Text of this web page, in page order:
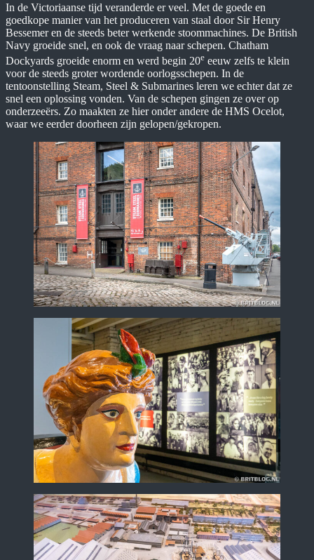
In de Victoriaanse tijd veranderde er veel. Met de goede en
goedkope manier van het produceren van staal door Sir Henry
Bessemer en de steeds beter werkende stoommachines. De British
Navy groeide snel, en ook de vraag naar schepen. Chatham
Dockyards groeide enorm en werd begin 20e eeuw zelfs te klein
voor de steeds groter wordende oorlogsschepen. In de
tentoonstelling Steam, Steel & Submarines leren we echter dat ze
snel een oplossing vonden. Van de schepen gingen ze over op
onderzeeërs. Zo maakten ze hier onder andere de HMS Ocelot,
waar we eerder doorheen zijn gelopen/gekropen.